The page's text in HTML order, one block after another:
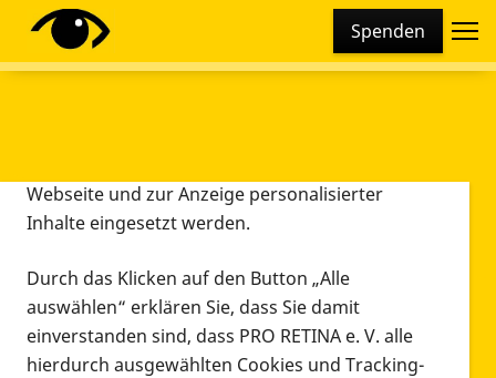
Spenden
Diese Webseite setzt verschiedene Cookies und
Tracking-Tools ein. Dies beinhaltet Cookies und
Webseite und zur Anzeige personalisierter
Inhalte eingesetzt werden.
Durch das Klicken auf den Button „Alle
auswählen“ erklären Sie, dass Sie damit
einverstanden sind, dass PRO RETINA e. V. alle
hierdurch ausgewählten Cookies und Tracking-